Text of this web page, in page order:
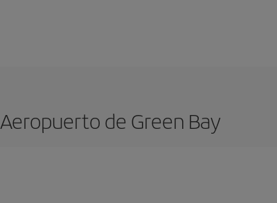
Aeropuerto de Green Bay